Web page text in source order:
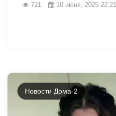
721 10 июня, 2025 22:21
Новости Дома-2